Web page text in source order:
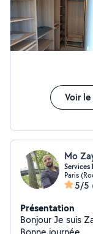
Voir
Mo
Services
Paris
5/5
Présentation
Bonjour Je suis Zayed À votre service à